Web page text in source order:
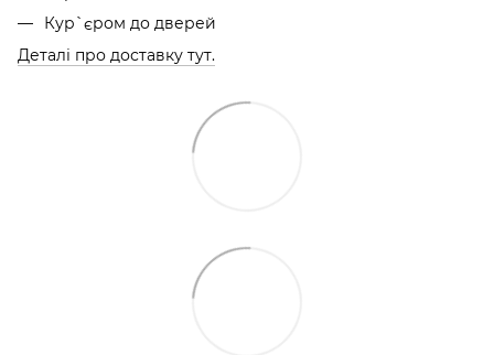
Кур`єром до дверей
Деталі про доставку тут.